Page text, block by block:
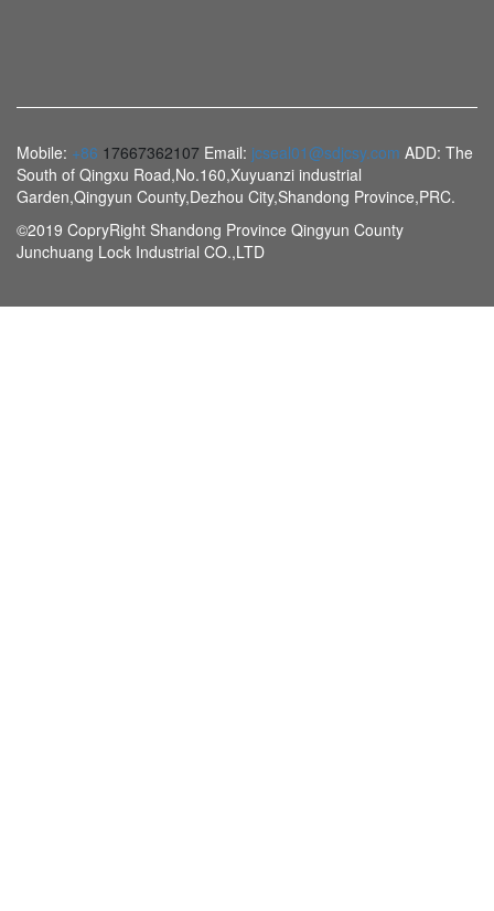
Mobile: +86 17667362107 Email: jcseal01@sdjcsy.com ADD: The
South of Qingxu Road,No.160,Xuyuanzi industrial
Garden,Qingyun County,Dezhou City,Shandong Province,PRC.
©2019 CopryRight Shandong Province Qingyun County
Junchuang Lock Industrial CO.,LTD